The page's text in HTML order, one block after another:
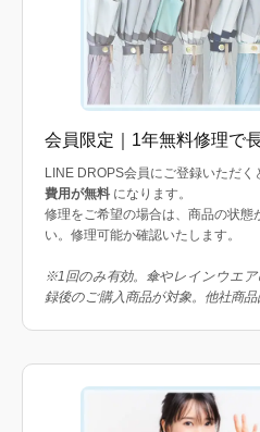
会員限定｜1年無料修理で
LINE DROPS会員にご登録いただく
費用が無料 になります。
修理をご希望の場合は、商品の状態
い。修理可能か確認いたします。
※1回のみ有効。傘やレインウエ
録後のご購入商品が対象。他社商品